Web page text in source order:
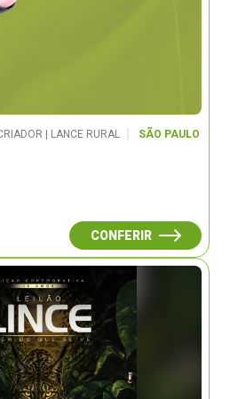
| LANCE RURAL
SÃO PAULO
CONFERIR